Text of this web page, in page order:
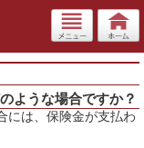
ような場合ですか？
には、保険金が支払わ